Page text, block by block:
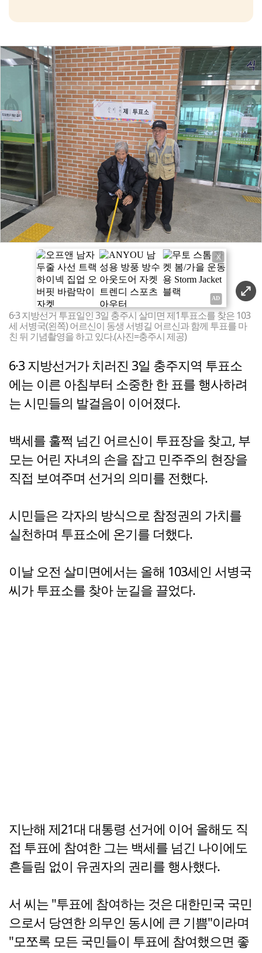
X
6·3 지방선거 투표일인 3일 충주시 살미면 제1투표소를 찾은 103
세 서병국(왼쪽) 어르신이 동생 서병길 어르신과 함께 투표를 마
친 뒤 기념촬영을 하고 있다.(사진=충주시 제공)
6·3 지방선거가 치러진 3일 충주지역 투표소
에는 이른 아침부터 소중한 한 표를 행사하려
는 시민들의 발걸음이 이어졌다.
백세를 훌쩍 넘긴 어르신이 투표장을 찾고, 부
모는 어린 자녀의 손을 잡고 민주주의 현장을
직접 보여주며 선거의 의미를 전했다.
시민들은 각자의 방식으로 참정권의 가치를
실천하며 투표소에 온기를 더했다.
이날 오전 살미면에서는 올해 103세인 서병국
씨가 투표소를 찾아 눈길을 끌었다.
지난해 제21대 대통령 선거에 이어 올해도 직
접 투표에 참여한 그는 백세를 넘긴 나이에도
흔들림 없이 유권자의 권리를 행사했다.
서 씨는 "투표에 참여하는 것은 대한민국 국민
으로서 당연한 의무인 동시에 큰 기쁨"이라며
"모쪼록 모든 국민들이 투표에 참여했으면 좋